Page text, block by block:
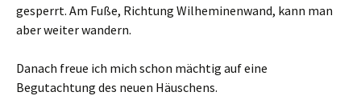
gesperrt. Am Fuße, Richtung Wilheminenwand, kann man
aber weiter wandern.
Danach freue ich mich schon mächtig auf eine
Begutachtung des neuen Häuschens.